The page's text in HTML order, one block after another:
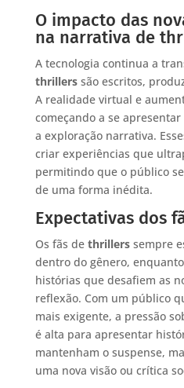
O impacto das
na narrativa de
A tecnologia continua a
thrillerssão escritos,
A realidade virtual e
começando a se
a exploração narrativa.
criar experiências que
permitindo que o público
de uma forma inédita.
Expectativas dos
Os fãs de thrillerssempre
dentro do gênero,
histórias que desafiem as
reflexão. Com um público
mais exigente, a pressão
é alta para apresentar
mantenham o suspense,
uma nova visão ou crítica